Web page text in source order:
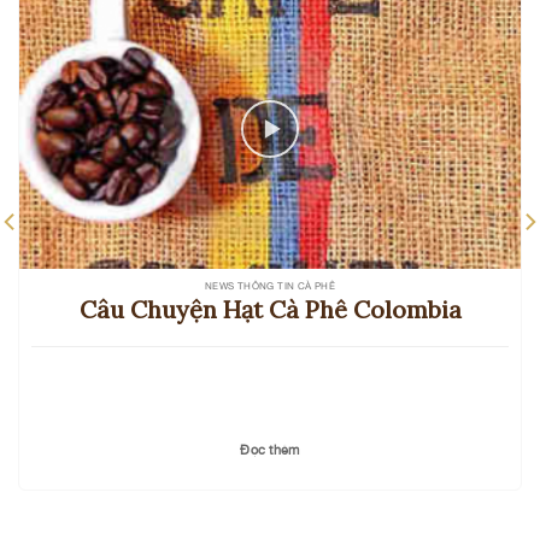
NEWS THÔNG TIN CÀ PHÊ
Câu Chuyện Hạt Cà Phê Colombia
Đọc thêm